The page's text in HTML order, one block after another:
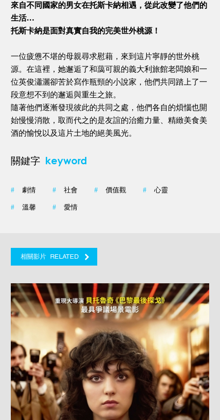
來自不同國家的男女在托斯卡納相遇，從此改變了他們的
生活…
托斯卡納是面對真實自我的完美世外桃源！
一位疲憊不堪的母親尋求慰藉，來到這片寧靜的世外桃
源。在這裡，她邂逅了和藹可親的義大利旅館老闆娘和一
位英俊瀟灑卻苦於寫作瓶頸的小說家，他們共同踏上了一
段意想不到的邂逅與重生之旅。
隨著他們逐漸發現彼此的共同之處，他們各自的煩惱也開
始慢慢消散，取而代之的是友誼的治癒力量、精緻美食美
酒的愉悅以及這片土地的絕美風光。
關鍵字 keyword
# 劇情 # 社會 # 價值觀 # 心靈
# 溫馨 # 愛情
相關影片 RELATED